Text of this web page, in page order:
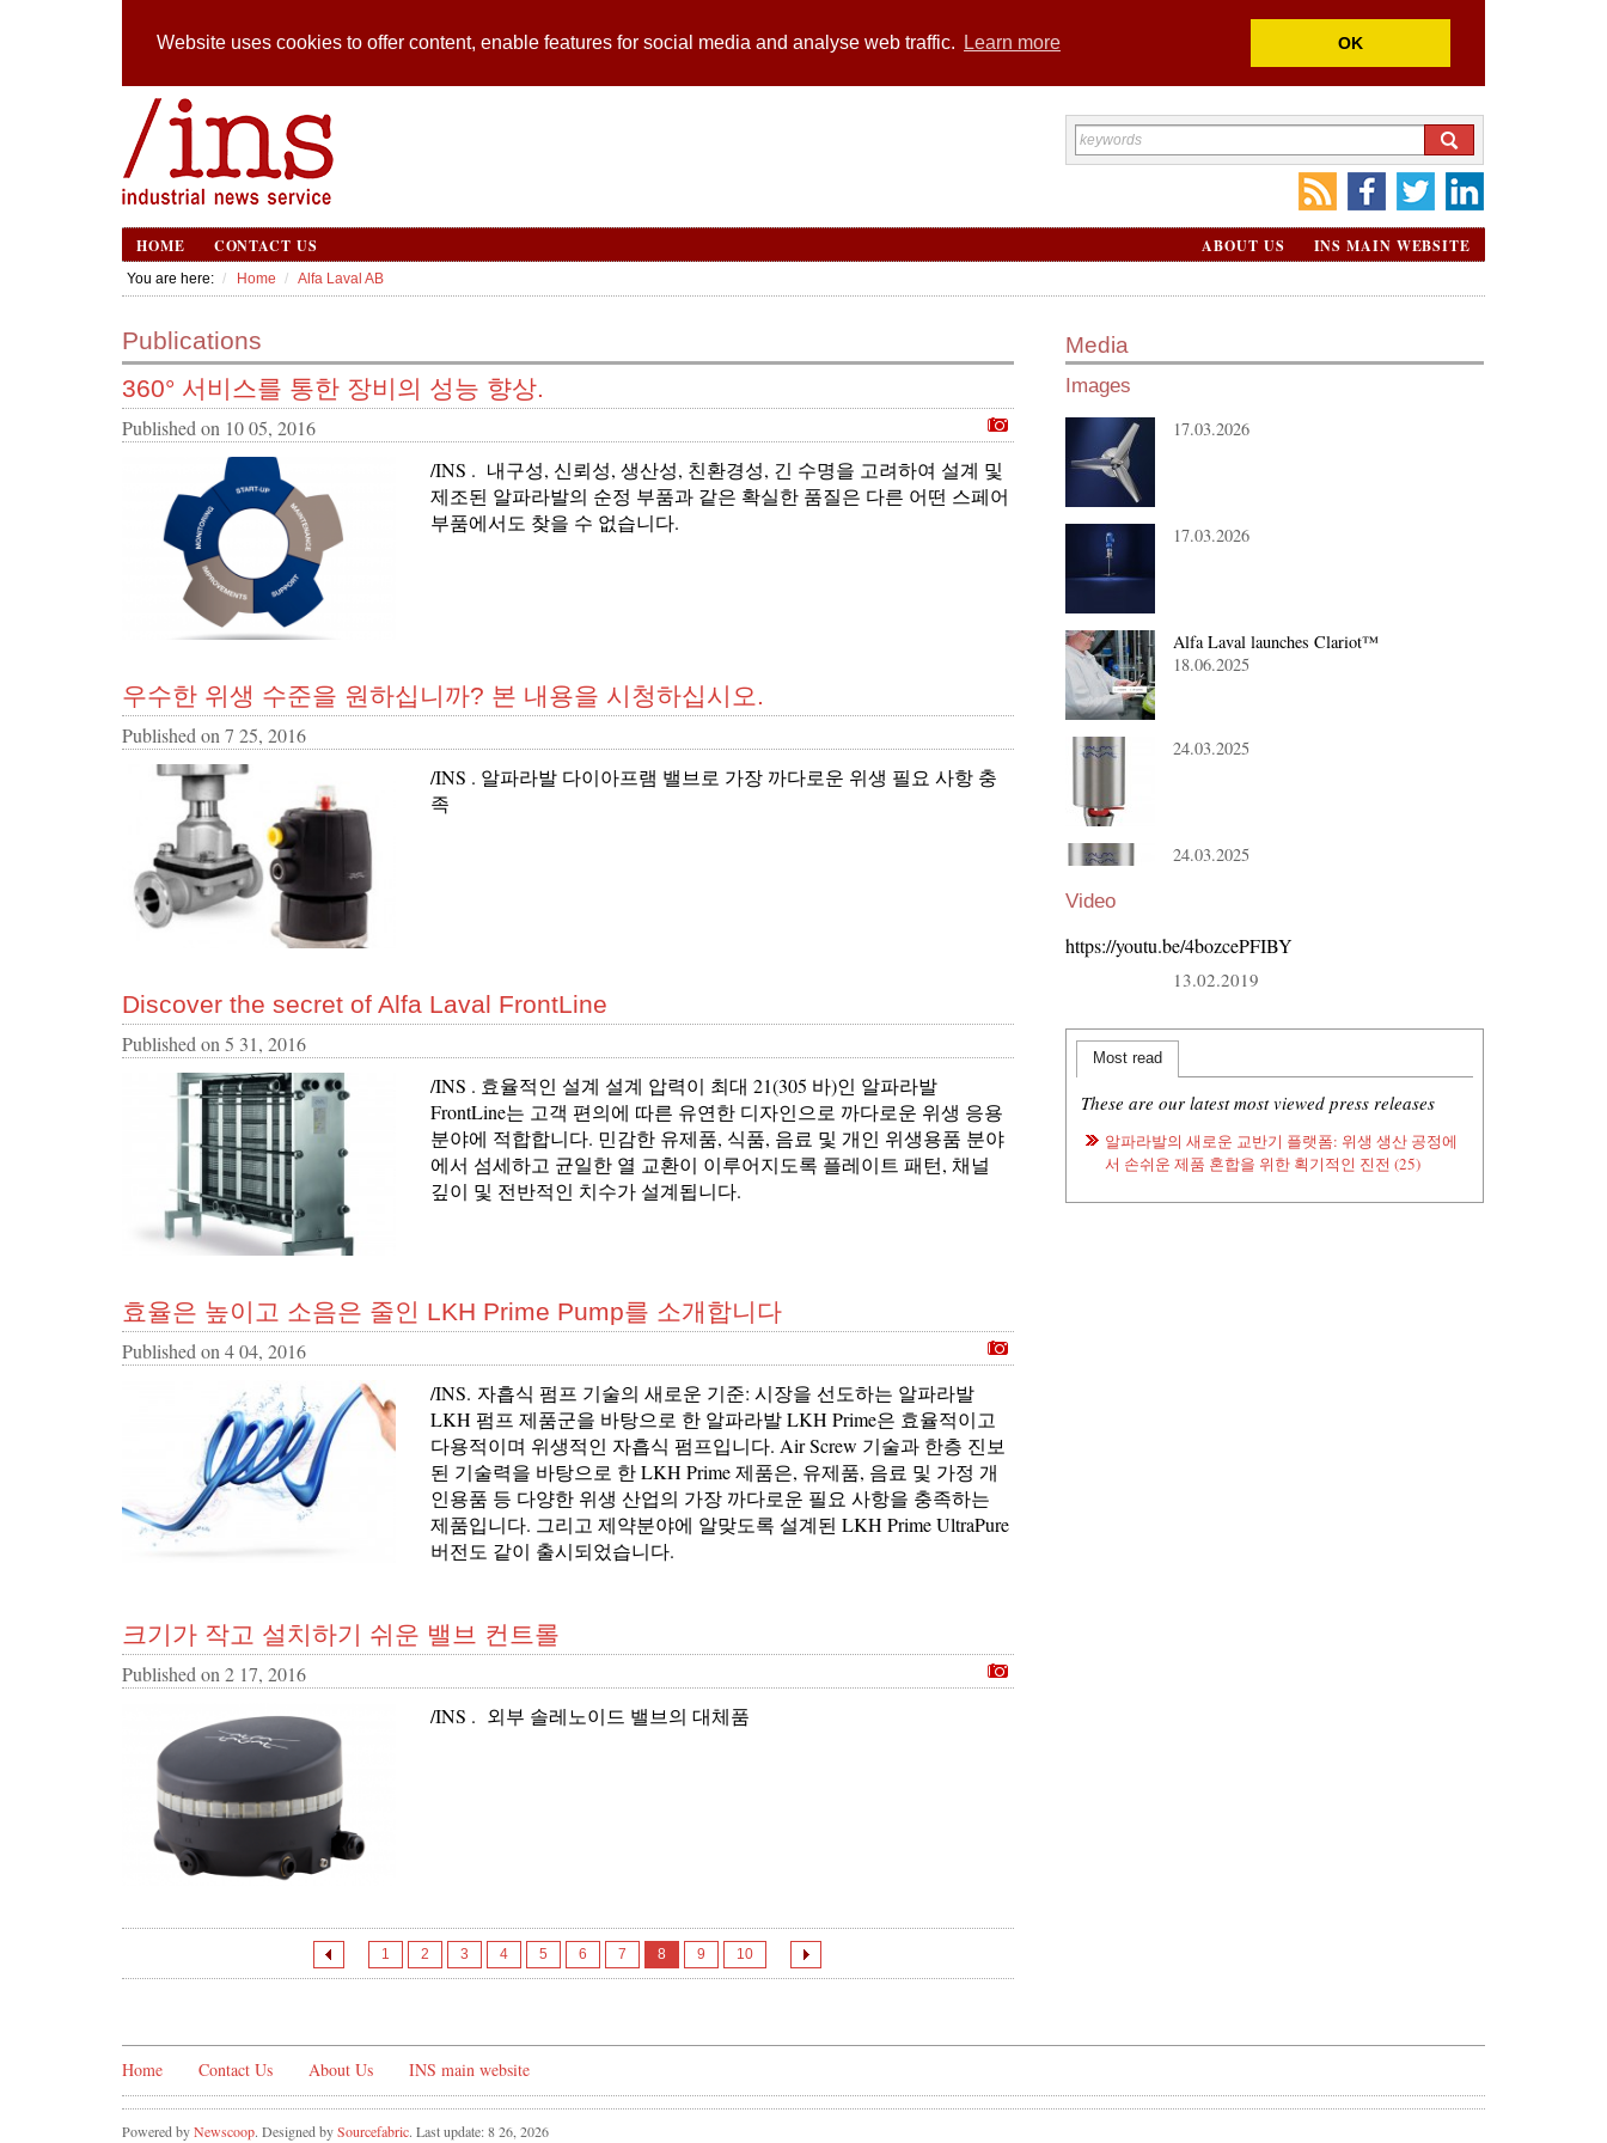
Website uses cookies to offer content, enable features for social media and analyse web traffic. Learn more OK
HOME CONTACT US INS MAIN WEBSITE
ABOUT US
You are here: Home Alfa Laval AB
Publications
360° 서비스를 통한 장비의 성능 향상.
Published on 10 05, 2016
/INS . 내구성, 신뢰성, 생산성, 친환경성, 긴 수명을 고려하여 설계 및
제조된 알파라발의 순정 부품과 같은 확실한 품질은 다른 어떤 스페어
부품에서도 찾을 수 없습니다.
우수한 위생 수준을 원하십니까? 본 내용을 시청하십시오.
Published on7 25, 2016
/INS . 알파라발 다이아프램 밸브로 가장 까다로운 위생 필요 사항 충
족
Discover the secret of Alfa Laval FrontLine
Published on 5 31, 2016
/INS . 효율적인 설계 설계 압력이 최대 21(305 바)인 알파라발
FrontLine는 고객 편의에 따른 유연한 디자인으로 까다로운 위생 응용
분야에 적합합니다. 민감한 유제품, 식품, 음료 및 개인 위생용품 분야
에서 섬세하고 균일한 열 교환이 이루어지도록 플레이트 패턴, 채널
깊이 및 전반적인 치수가 설계됩니다.
효율은 높이고 소음은 줄인 LKH Prime Pump를 소개합니다
Published on 4 04, 2016
/INS. 자흡식 펌프 기술의 새로운 기준: 시장을 선도하는 알파라발
LKH 펌프 제품군을 바탕으로 한 알파라발 LKH Prime은 효율적이고
다용적이며 위생적인 자흡식 펌프입니다. Air Screw 기술과 한층 진보
된 기술력을 바탕으로 한 LKH Prime 제품은, 유제품, 음료 및 가정 개
인용품 등 다양한 위생 산업의 가장 까다로운 필요 사항을 충족하는
제품입니다. 그리고 제약분야에 알맞도록 설계된 LKH Prime UltraPure
버전도 같이 출시되었습니다.
크기가 작고 설치하기 쉬운 밸브 컨트롤
Published on 2 17, 2016
/INS . 외부 솔레노이드 밸브의 대체품
1 2 3 4 5 6 7 8 9 10
Media
Images
17.03.2026
17.03.2026
Alfa Laval launches Clariot™
18.06.2025
24.03.2025
24.03.2025
Video
https://youtu.be/4bozcePFIBY
13.02.2019
Most read
These are our latest most viewed press releases
알파라발의 새로운 교반기 플랫폼: 위생 생산 공정에
서 손쉬운 제품 혼합을 위한 획기적인 진전 (25)
Home Contact Us About Us INS main website
Powered byNewscoop. Designed bySourcefabric. Last update: 8 26, 2026